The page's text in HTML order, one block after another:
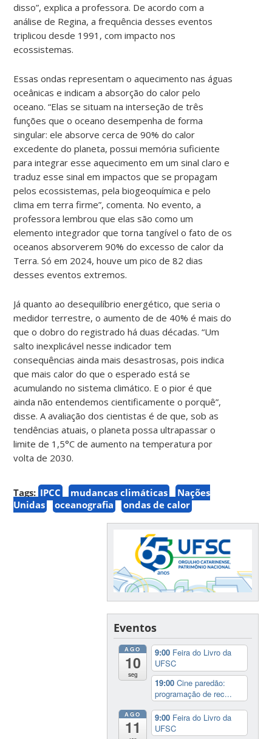
disso”, explica a professora. De acordo com a
análise de Regina, a frequência desses eventos
triplicou desde 1991, com impacto nos
ecossistemas.
Essas ondas representam o aquecimento nas águas
oceânicas e indicam a absorção do calor pelo
oceano. “Elas se situam na interseção de três
funções que o oceano desempenha de forma
singular: ele absorve cerca de 90% do calor
excedente do planeta, possui memória suficiente
para integrar esse aquecimento em um sinal claro e
traduz esse sinal em impactos que se propagam
pelos ecossistemas, pela biogeoquímica e pelo
clima em terra firme”, comenta. No evento, a
professora lembrou que elas são como um
elemento integrador que torna tangível o fato de os
oceanos absorverem 90% do excesso de calor da
Terra. Só em 2024, houve um pico de 82 dias
desses eventos extremos.
Já quanto ao desequilíbrio energético, que seria o
medidor terrestre, o aumento de de 40% é mais do
que o dobro do registrado há duas décadas. “Um
salto inexplicável nesse indicador tem
consequências ainda mais desastrosas, pois indica
que mais calor do que o esperado está se
acumulando no sistema climático. E o pior é que
ainda não entendemos cientificamente o porquê”,
disse. A avaliação dos cientistas é de que, sob as
tendências atuais, o planeta possa ultrapassar o
limite de 1,5°C de aumento na temperatura por
volta de 2030.
Tags: IPCC mudanças climáticas
Nações
Unidas
oceanografia ondas de calor
Eventos
AGO
10
seg
9:00 Feira do Livro da
UFSC
19:00Cine paredão:
programação de rec...
AGO
11
9:00 Feira do Livro da
UFSC